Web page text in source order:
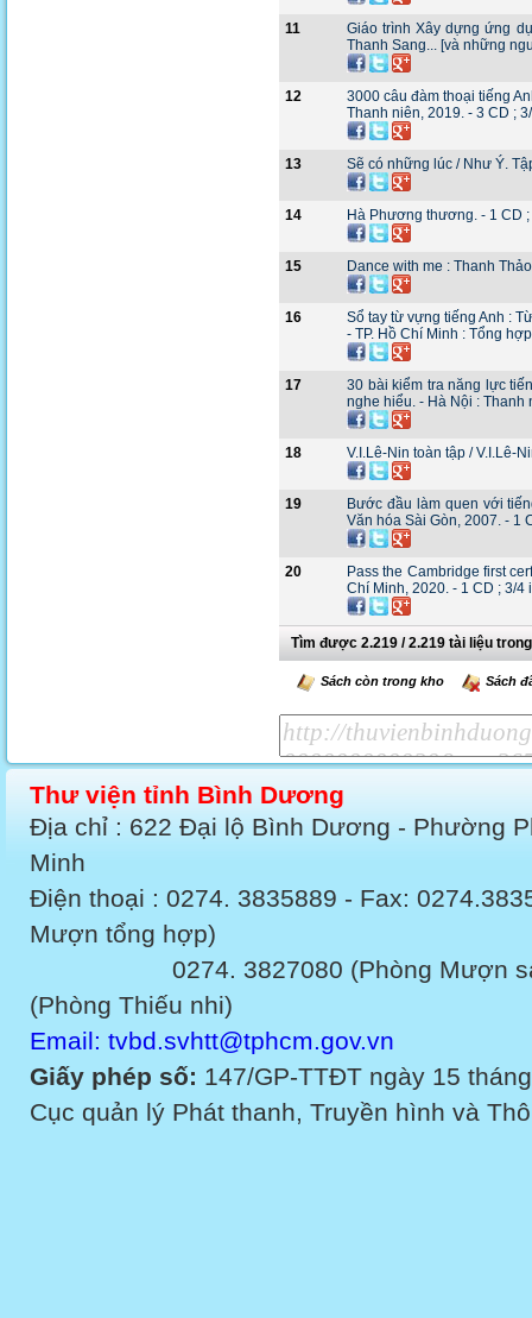
11
Giáo trình Xây dựng ứng
Thanh Sang... [và những
12
3000 câu đàm thoại tiếng
Thanh niên, 2019. - 3 CD ;
13 Sẽ có những lúc / Như Ý.
14 Hà Phương thương. - 1 CD
15 Dance with me : Thanh
16
Sổ tay từ vựng tiếng Anh :
- TP. Hồ Chí Minh : Tổng
17
30 bài kiểm tra năng lực
nghe hiểu. - Hà Nội : Thanh
18 V.I.Lê-Nin toàn tập / V.I.Lê-
19
Bước đầu làm quen với
Văn hóa Sài Gòn, 2007. - 1
20
Pass the Cambridge first
Chí Minh, 2020. - 1 CD ; 3/4
Tìm được 2.219 / 2.219 tài liệu
Sách còn trong kho Sách
Thư viện tỉnh Bình Dương
Địa chỉ : 622 Đại lộ Bình Dương - Phường
Minh
Điện thoại : 0274. 3835889 - Fax:
Mượn tổng hợp)
0274. 3827080 (Phòng Mượn sách
(Phòng Thiếu nhi)
Email: tvbd.svhtt@tphcm.gov.vn
Giấy phép số: 147/GP-TTĐT ngày 15
Cục quản lý Phát thanh, Truyền hình và